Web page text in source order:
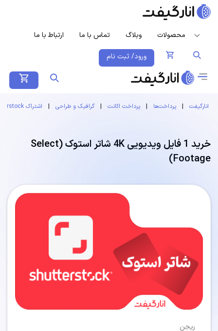
محصولات وبلاگ تماس با ما ارتباط با ما
ورود/ ثبت نام
انارگیفت | پرداخت‌ها | پرداخت اکانت | گرافیک و طراحی | اشتراک Shutterstock
خرید 1 فایل ویدیویی 4K شاتر استوک (Select
Footage)
ریجن